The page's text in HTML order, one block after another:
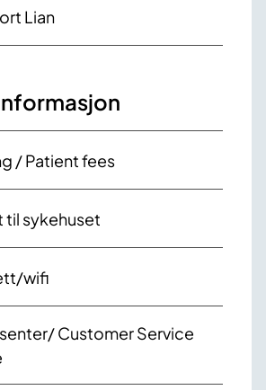
Lian
/ Patient fees
til sykehuset
wifi
Customer Service